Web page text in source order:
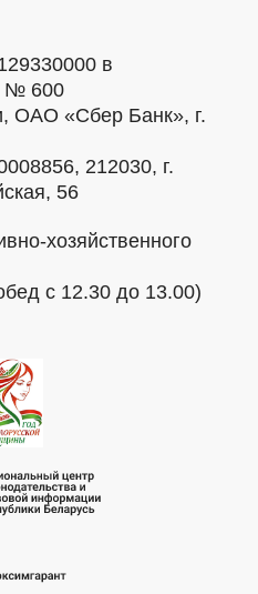
в
№ 600
ОАО «Сбер Банк», г.
212030, г.
56
хозяйственного
с 12.30 до 13.00)